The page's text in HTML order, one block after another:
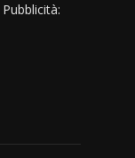
Pubblicità: